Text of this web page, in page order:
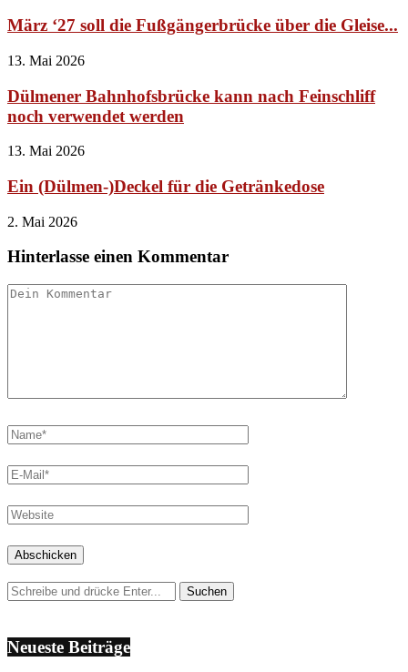
März ‘27 soll die Fußgängerbrücke über die Gleise...
13. Mai 2026
Dülmener Bahnhofsbrücke kann nach Feinschliff
noch verwendet werden
13. Mai 2026
Ein (Dülmen-)Deckel für die Getränkedose
2. Mai 2026
Hinterlasse einen Kommentar
Neueste Beiträge